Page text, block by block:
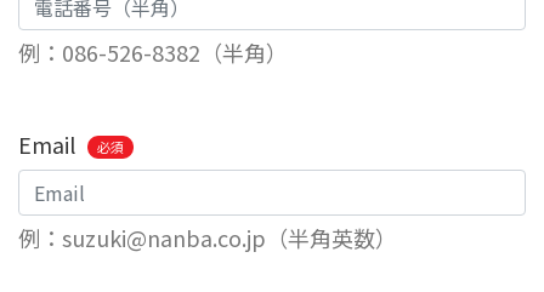
例：086-526-8382（半角）
Email 必須
例：suzuki@nanba.co.jp（半角英数）